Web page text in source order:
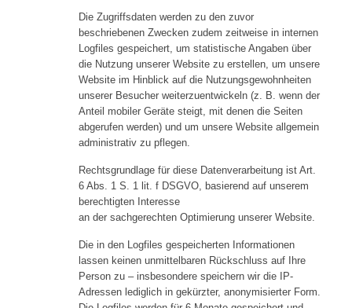
Die Zugriffsdaten werden zu den zuvor
beschriebenen Zwecken zudem zeitweise in internen
Logfiles gespeichert, um statistische Angaben über
die Nutzung unserer Website zu erstellen, um unsere
Website im Hinblick auf die Nutzungsgewohnheiten
unserer Besucher weiterzuentwickeln (z. B. wenn der
Anteil mobiler Geräte steigt, mit denen die Seiten
abgerufen werden) und um unsere Website allgemein
administrativ zu pflegen.
Rechtsgrundlage für diese Datenverarbeitung ist Art.
6 Abs. 1 S. 1 lit. f DSGVO, basierend auf unserem
berechtigten Interesse
an der sachgerechten Optimierung unserer Website.
Die in den Logfiles gespeicherten Informationen
lassen keinen unmittelbaren Rückschluss auf Ihre
Person zu – insbesondere speichern wir die IP-
Adressen lediglich in gekürzter, anonymisierter Form.